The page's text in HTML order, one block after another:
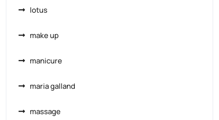
lotus
make up
manicure
maria galland
massage